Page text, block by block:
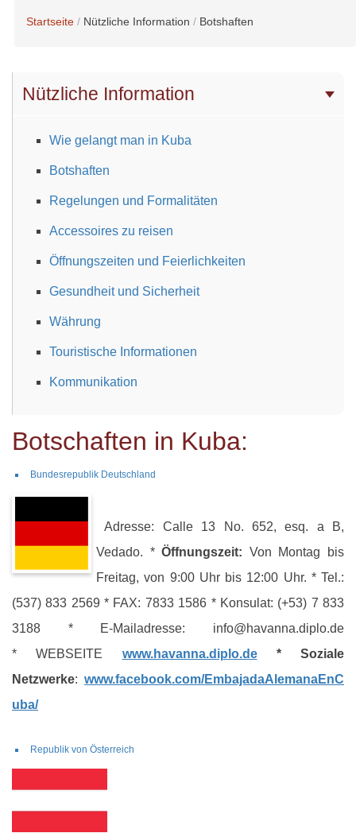
Startseite Nützliche Information Botshaften
Nützliche Information
Wie gelangt man in Kuba
Botshaften
Regelungen und Formalitäten
Accessoires zu reisen
Öffnungszeiten und Feierlichkeiten
Gesundheit und Sicherheit
Währung
Touristische Informationen
Kommunikation
Botschaften in Kuba:
Bundesrepublik Deutschland
Adresse: Calle 13 No. 652, esq. a B,
Vedado. *Öffnungszeit: Von Montag bis
Freitag, von 9:00 Uhr bis 12:00 Uhr. * Tel.:
(537) 833 2569 * FAX: 7833 1586 * Konsulat: (+53) 7 833
3188 * E-Mailadresse: info@havanna.diplo.de
* WEBSEITE www.havanna.diplo.de* Soziale
Netzwerke: www.facebook.com/EmbajadaAlemanaEnC
uba/
Republik von Österreich